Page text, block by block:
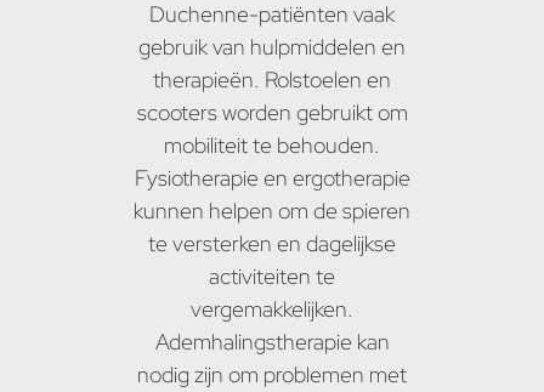
Duchenne-patiënten vaak
gebruik van hulpmiddelen en
therapieën. Rolstoelen en
scooters worden gebruikt om
mobiliteit te behouden.
Fysiotherapie en ergotherapie
kunnen helpen om de spieren
te versterken en dagelijkse
activiteiten te
vergemakkelijken.
Ademhalingstherapie kan
nodig zijn om problemen met